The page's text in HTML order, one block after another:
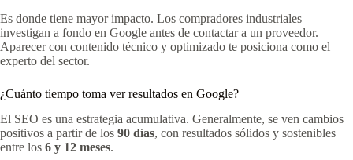
Es donde tiene mayor impacto. Los compradores industriales
investigan a fondo en Google antes de contactar a un proveedor.
Aparecer con contenido técnico y optimizado te posiciona como el
experto del sector.
¿Cuánto tiempo toma ver resultados en Google?
El SEO es una estrategia acumulativa. Generalmente, se ven cambios
positivos a partir de los 90 días, con resultados sólidos y sostenibles
entre los 6 y 12 meses.